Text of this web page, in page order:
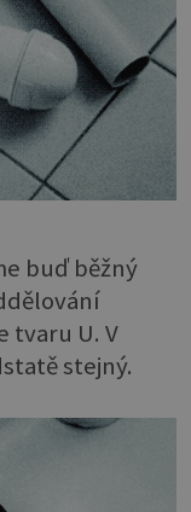
buď běžný
tvaru U. V
stejný.